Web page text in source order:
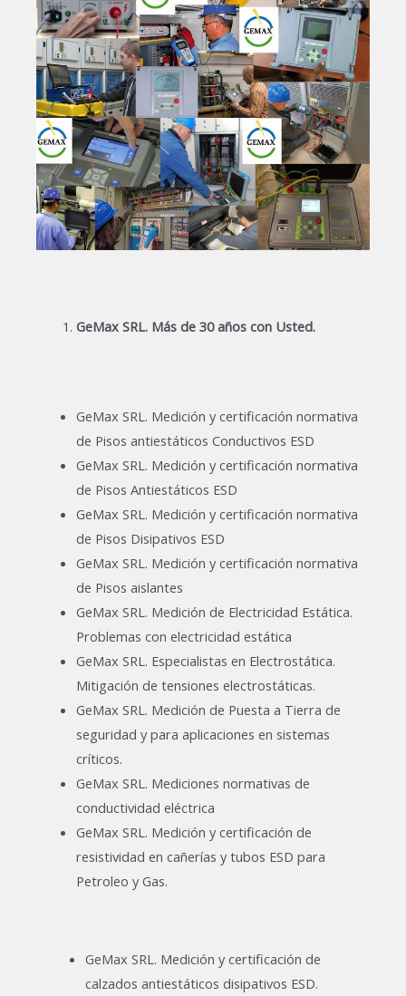
GeMax SRL. Más de 30 años con Usted.
GeMax SRL. Medición y certificación normativa
de Pisos antiestáticos Conductivos ESD
GeMax SRL. Medición y certificación normativa
de Pisos Antiestáticos ESD
GeMax SRL. Medición y certificación normativa
de Pisos Disipativos ESD
GeMax SRL. Medición y certificación normativa
de Pisos aislantes
GeMax SRL. Medición de Electricidad Estática.
Problemas con electricidad estática
GeMax SRL. Especialistas en Electrostática.
Mitigación de tensiones electrostáticas.
GeMax SRL. Medición de Puesta a Tierra de
seguridad y para aplicaciones en sistemas
críticos.
GeMax SRL. Mediciones normativas de
conductividad eléctrica
GeMax SRL. Medición y certificación de
resistividad en cañerías y tubos ESD para
Petroleo y Gas.
GeMax SRL. Medición y certificación de
calzados antiestáticos disipativos ESD.